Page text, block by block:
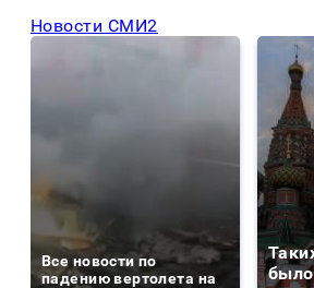
Новости СМИ2
Все новости по
падению вертолета на
было